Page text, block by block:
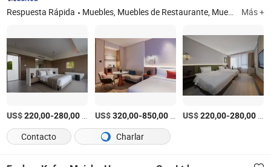
Respuesta Rápida Muebles, Muebles de Restaurante, Muebles de Hotel, Silla, Mesa, Sofá, Cama, Armario, Restaurante, Hotel Más +
US$220,00-280,00 US$320,00-850,00/Pieza US$220,00-280,00
Contacto
Charlar